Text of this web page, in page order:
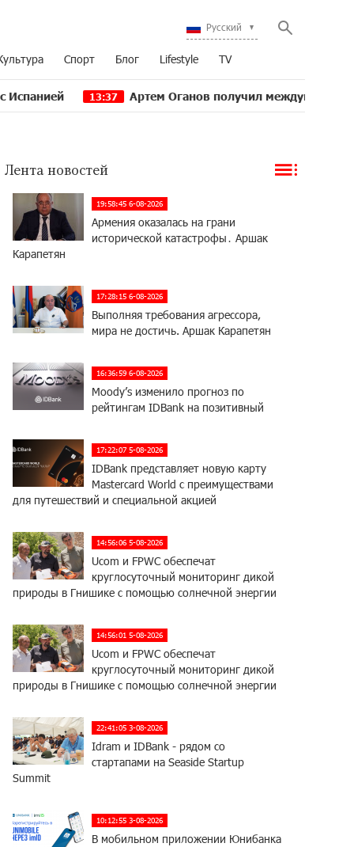
Русский
Спорт Блог Lifestyle TV
13:37 Артем Оганов получил международную
Лента новостей
19:58:45 6-08-2026
Армения оказалась на грани
исторической катастрофы․ Аршак
Карапетян
17:28:15 6-08-2026
Выполняя требования агрессора,
мира не достичь. Аршак Карапетян
16:36:59 6-08-2026
Moody’s изменило прогноз по
рейтингам IDBank на позитивный
17:22:07 5-08-2026
IDBank представляет новую карту
Mastercard World с преимуществами
для путешествий и специальной акцией
14:56:06 5-08-2026
Ucom и FPWC обеспечат
круглосуточный мониторинг дикой
природы в Гнишике с помощью солнечной энергии
14:56:01 5-08-2026
Ucom и FPWC обеспечат
круглосуточный мониторинг дикой
природы в Гнишике с помощью солнечной энергии
22:41:05 3-08-2026
Idram и IDBank - рядом со
стартапами на Seaside Startup
Summit
10:12:55 3-08-2026
В мобильном приложении Юнибанка